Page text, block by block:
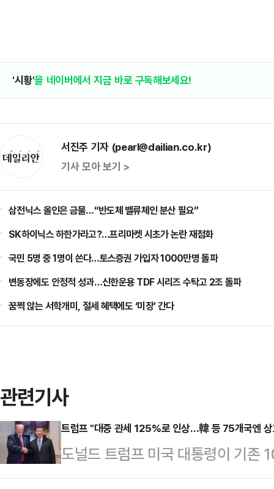
'시황'을 네이버에서 지금 바로 구독해보세요!
서진주 기자 (pearl@dailian.co.kr)
기사 모아 보기 >
삼전닉스 올인은 금물…“반도체 밸류체인 분산 필요”
SK하이닉스 하한가라고?…프리마켓 시초가 논란 재점화
국민 5명 중 1명이 쓴다…토스증권 가입자 1000만명 돌파
변동장에도 안정적 성과…신한운용 TDF 시리즈 수탁고 2조 돌파
꿈쩍 않는 서학개미, 절세 혜택에도 ‘미장’ 간다
관련기사
트럼프 "대중 관세 125%로 인상…韓 등 75개국엔
도널드 트럼프 미국 대통령이 기
상하고 상호관세를 90일 동안 유예